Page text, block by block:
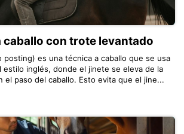
caballo con trote levantado
posting) es una técnica a caballo que se usa
estilo inglés, donde el jinete se eleva de la
el paso del caballo. Esto evita que el jine...